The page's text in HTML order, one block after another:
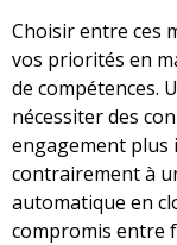
Choisir entre ces
vos priorités en
de compétences.
nécessiter des
engagement
contrairement à
automatique en
compromis entre